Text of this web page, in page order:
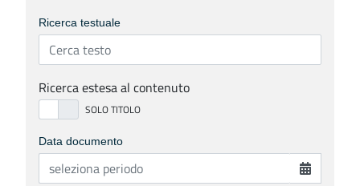
Ricerca testuale
Ricerca estesa al contenuto
Data documento